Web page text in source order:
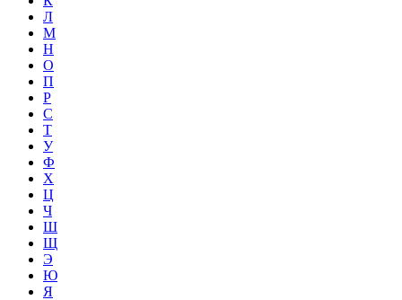
Л
М
Н
О
П
Р
С
Т
У
Ф
Х
Ц
Ч
Ш
Щ
Э
Ю
Я